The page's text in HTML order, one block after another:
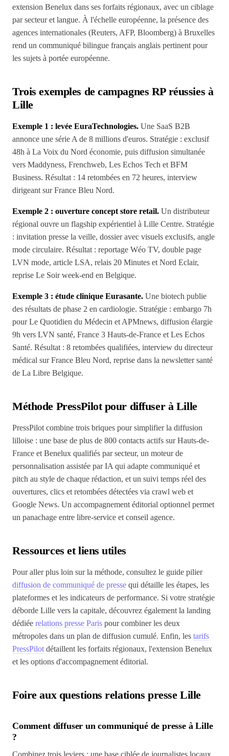
extension Benelux dans ses forfaits régionaux, avec un ciblage
par secteur et langue. À l'échelle européenne, la présence des
agences internationales (Reuters, AFP, Bloomberg) à Bruxelles
rend un communiqué bilingue français anglais pertinent pour
les sujets à portée européenne.
Trois exemples de campagnes RP réussies à
Lille
Exemple 1 : levée EuraTechnologies. Une SaaS B2B
annonce une série A de 8 millions d'euros. Stratégie : exclusif
48h à La Voix du Nord économie, puis diffusion simultanée
vers Maddyness, Frenchweb, Les Echos Tech et BFM
Business. Résultat : 14 retombées en 72 heures, interview
dirigeant sur France Bleu Nord.
Exemple 2 : ouverture concept store retail. Un distributeur
régional ouvre un flagship expérientiel à Lille Centre. Stratégie
: invitation presse la veille, dossier avec visuels exclusifs, angle
mode circulaire. Résultat : reportage Wéo TV, double page
LVN mode, article LSA, relais 20 Minutes et Nord Eclair,
reprise Le Soir week-end en Belgique.
Exemple 3 : étude clinique Eurasante. Une biotech publie
des résultats de phase 2 en cardiologie. Stratégie : embargo 7h
pour Le Quotidien du Médecin et APMnews, diffusion élargie
9h vers LVN santé, France 3 Hauts-de-France et Les Echos
Santé. Résultat : 8 retombées qualifiées, interview du directeur
médical sur France Bleu Nord, reprise dans la newsletter santé
de La Libre Belgique.
Méthode PressPilot pour diffuser à Lille
PressPilot combine trois briques pour simplifier la diffusion
lilloise : une base de plus de 800 contacts actifs sur Hauts-de-
France et Benelux qualifiés par secteur, un moteur de
personnalisation assistée par IA qui adapte communiqué et
pitch au style de chaque rédaction, et un suivi temps réel des
ouvertures, clics et retombées détectées via crawl web et
Google News. Un accompagnement éditorial optionnel permet
un panachage entre libre-service et conseil agence.
Ressources et liens utiles
Pour aller plus loin sur la méthode, consultez le guide pilier
diffusion de communiqué de presse qui détaille les étapes, les
plateformes et les indicateurs de performance. Si votre stratégie
déborde Lille vers la capitale, découvrez également la landing
dédiée relations presse Paris pour combiner les deux
métropoles dans un plan de diffusion cumulé. Enfin, les tarifs
PressPilot détaillent les forfaits régionaux, l'extension Benelux
et les options d'accompagnement éditorial.
Foire aux questions relations presse Lille
Comment diffuser un communiqué de presse à Lille
?
Combinez trois leviers : une base ciblée de journalistes locaux